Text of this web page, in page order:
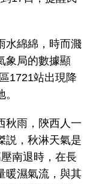
綿綿，時而濺
象局的數據顯
1721站出現降
雨，陝西人一
説，秋淋天氣是
南退時，在長
暖濕氣流，與其